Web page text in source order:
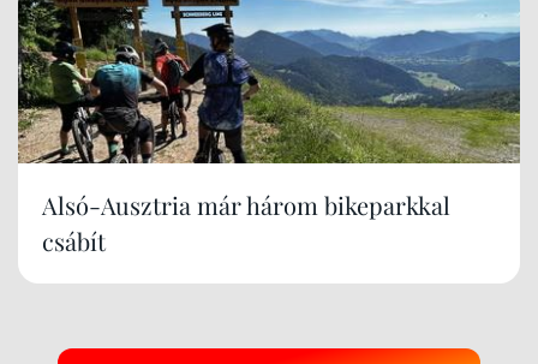
Alsó-Ausztria már három bikeparkkal
csábít